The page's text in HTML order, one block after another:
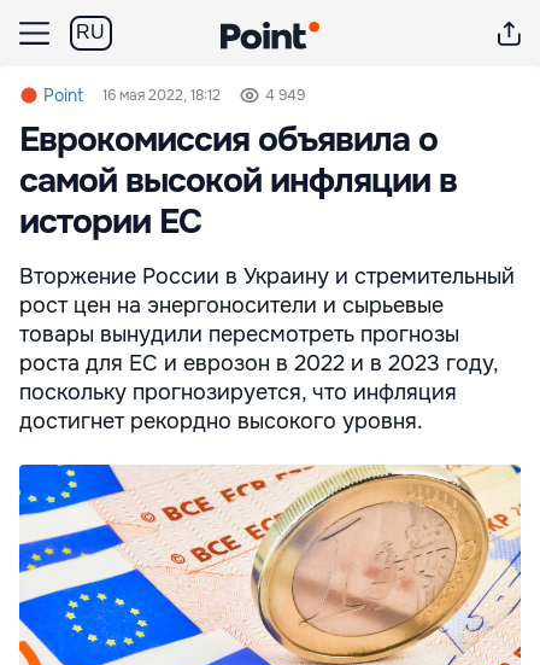
RU
Point 16 мая 2022, 18:12 4 949
Еврокомиссия объявила о
самой высокой инфляции в
истории ЕС
Вторжение России в Украину и стремительный
рост цен на энергоносители и сырьевые
товары вынудили пересмотреть прогнозы
роста для ЕС и еврозон в 2022 и в 2023 году,
поскольку прогнозируется, что инфляция
достигнет рекордно высокого уровня.